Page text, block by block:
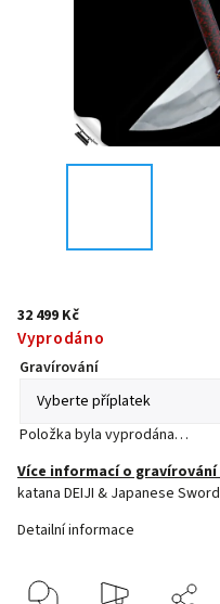
32 499 Kč
Vyprodáno
Gravírování
Položka byla vyprodána…
Více informací o gravírování
katana DEIJI & Japanese
Detailní informace